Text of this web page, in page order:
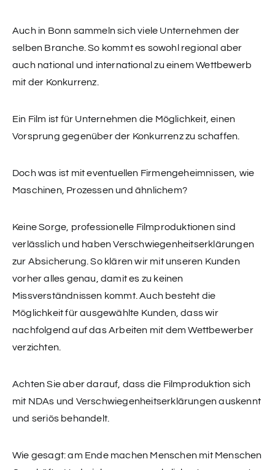
Auch in Bonn sammeln sich viele Unternehmen der
selben Branche. So kommt es sowohl regional aber
auch national und international zu einem Wettbewerb
mit der Konkurrenz.
Ein Film ist für Unternehmen die Möglichkeit, einen
Vorsprung gegenüber der Konkurrenz zu schaffen.
Doch was ist mit eventuellen Firmengeheimnissen, wie
Maschinen, Prozessen und ähnlichem?
Keine Sorge, professionelle Filmproduktionen sind
verlässlich und haben Verschwiegenheitserklärungen
zur Absicherung. So klären wir mit unseren Kunden
vorher alles genau, damit es zu keinen
Missverständnissen kommt. Auch besteht die
Möglichkeit für ausgewählte Kunden, dass wir
nachfolgend auf das Arbeiten mit dem Wettbewerber
verzichten.
Achten Sie aber darauf, dass die Filmproduktion sich
mit NDAs und Verschwiegenheitserklärungen auskennt
und seriös behandelt.
Wie gesagt: am Ende machen Menschen mit Menschen